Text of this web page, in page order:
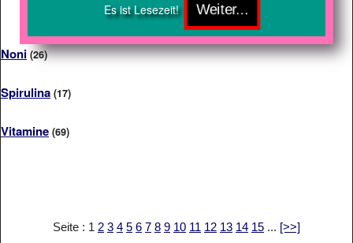
Es ist Lesezeit!
Noni (26)
Spirulina (17)
Vitamine (69)
Seite : 1 2 3 4 5 6 7 8 9 10 11 12 13 14 15 ... [>>]